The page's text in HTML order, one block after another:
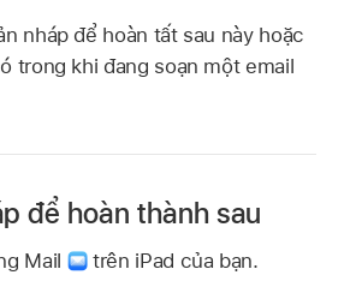
nháp để hoàn tất sau này hoặc
trong khi đang soạn một email
để hoàn thành sau
Mail
trên iPad của bạn.